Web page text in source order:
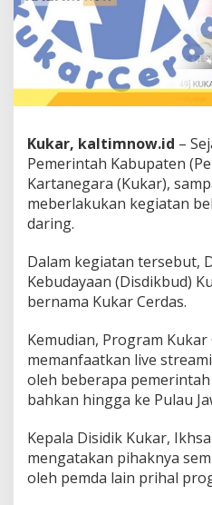
Kukar, kaltimnow.id –
Pemerintah Kabupaten
Kartanegara (Kukar),
meberlakukan kegiatan
daring.
Dalam kegiatan tersebut,
Kebudayaan (Disdikbud)
bernama Kukar Cerdas.
Kemudian, Program Kukar
memanfaatkan live
oleh beberapa
bahkan hingga ke Pulau
Kepala Disidik Kukar,
mengatakan pihaknya
oleh pemda lain prihal